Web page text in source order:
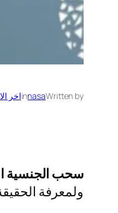
Written by
nasa
inاخر
سحب الجنسية
ولمعرفة